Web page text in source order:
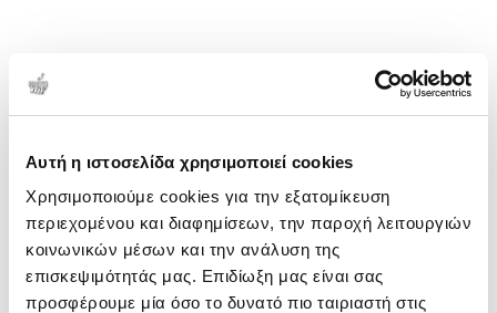
Αυτή η ιστοσελίδα χρησιμοποιεί cookies
Χρησιμοποιούμε cookies για την εξατομίκευση
περιεχομένου και διαφημίσεων, την παροχή λειτουργιών
κοινωνικών μέσων και την ανάλυση της
επισκεψιμότητάς μας. Επιδίωξη μας είναι σας
προσφέρουμε μία όσο το δυνατό πιο ταιριαστή στις